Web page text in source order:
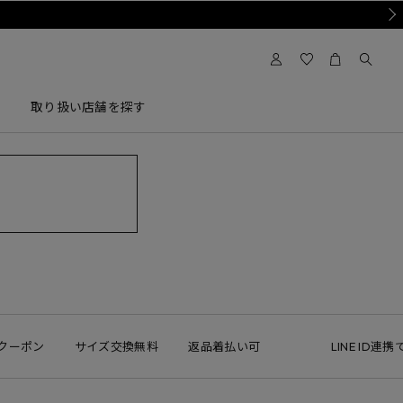
取り扱い店舗を探す
ン サイズ交換無料 返品着払い可 LINE ID連携で